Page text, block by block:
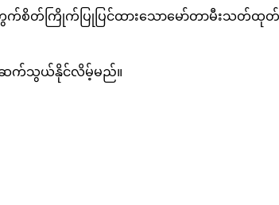
CRC တို့အတွက်စိတ်ကြိုက်ပြုပြင်ထားသောမော်တ
ကိုဆက်သွယ်နိုင်လိမ့်မည်။